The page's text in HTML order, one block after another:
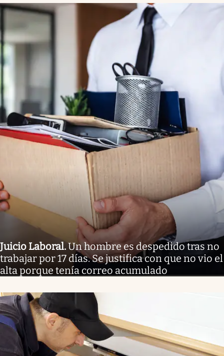
Juicio Laboral.Un hombre es despedido tras no
trabajar por 17 días. Se justifica con que no vio el
alta porque tenía correo acumulado